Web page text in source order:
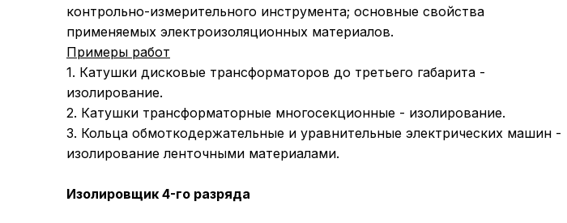
контрольно-измерительного инструмента; основные свойства
применяемых электроизоляционных материалов.
Примеры работ
1. Катушки дисковые трансформаторов до третьего габарита -
изолирование.
2. Катушки трансформаторные многосекционные - изолирование.
3. Кольца обмоткодержательные и уравнительные электрических машин -
изолирование ленточными материалами.
Изолировщик 4-го разряда